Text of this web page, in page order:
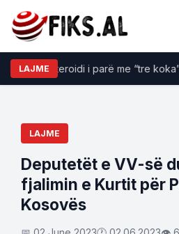
LAJME
Asteroidi i parë me “tre koka”,
LAJME
Deputetët e VV-së
fjalimin e Kurtit për
Kosovës